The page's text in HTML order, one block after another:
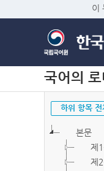
이
국어의
하위 항목 전
본문
제
제